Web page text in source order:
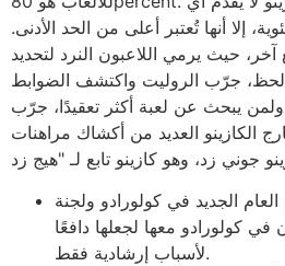
إلا أنها تُعتبر أعلى من الحد الأدنى.
حيث يرمي اللاعبون النرد لتحديد
جرّب الروليت واكتشف الضوابط
ولمن يبحث عن لعبة أكثر تعقيدًا، جرّب
الكازينو العديد من أكشاك مراهنات
الجديد في كولورادو ولجنة
في كولورادو معها لجعلها دافعًا
لأسباب إرشادية فقط.